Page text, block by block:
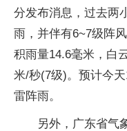
分发布消息，过去两
雨，并伴有6~7级阵
积雨量14.6毫米，白
米/秒(7级)。预计今
雷阵雨。
另外，广东省气